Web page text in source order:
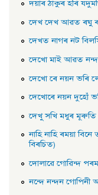
দয়াৰ ঠাকুৰ হৰি
দেখ দেখ আৱত ৰঘু ৰণ
দেখত নাগৰ নট
দেখাে মাই আৱত
দেখাে ৰে নয়ন ভৰি
দেখােৰে নয়ন দুহোঁ
দেখু সখি মধুৰ মূৰুতি
নাহি নাহি ৰময়া
বিৰচিত)
দোলাৱে গােৱিন্দ
নন্দে নন্দন গােপিনী